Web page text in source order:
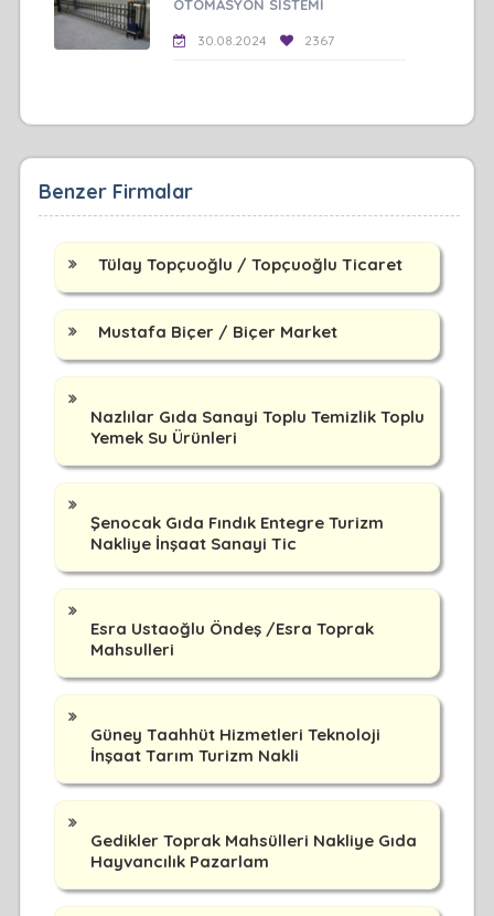
OTOMASYON SİSTEMİ
30.08.2024 2367
Benzer Firmalar
Tülay Topçuoğlu / Topçuoğlu Ticaret
Mustafa Biçer / Biçer Market
Nazlılar Gıda Sanayi Toplu Temizlik Toplu
Yemek Su Ürünleri
Şenocak Gıda Fındık Entegre Turizm
Nakliye İnşaat Sanayi Tic
Esra Ustaoğlu Öndeş /Esra Toprak
Mahsulleri
Güney Taahhüt Hizmetleri Teknoloji
İnşaat Tarım Turizm Nakli
Gedikler Toprak Mahsülleri Nakliye Gıda
Hayvancılık Pazarlam